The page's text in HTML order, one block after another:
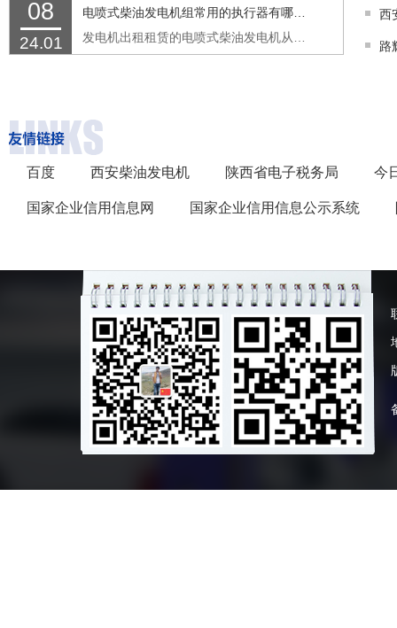
08
24.01
百度 西安柴油发电机 陕西省电子税务局 今
国家企业信用信息网 国家企业信用信息公示系统